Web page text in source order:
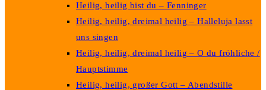
Heilig, heilig bist du – Fenninger
Heilig, heilig, dreimal heilig – Halleluja lasst
uns singen
Heilig, heilig, dreimal heilig – O du fröhliche /
Hauptstimme
Heilig, heilig, großer Gott – Abendstille